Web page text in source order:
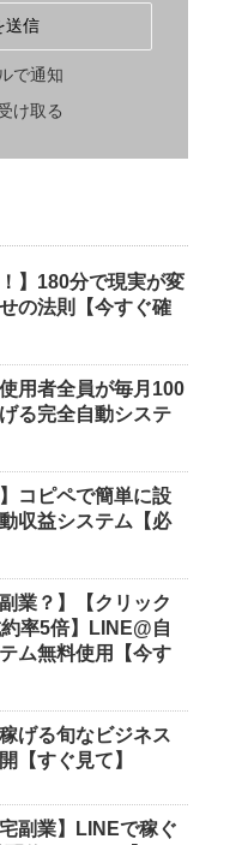
で通知
け取る
！】180分で現実が変
の法則【今すぐ確
用者全員が毎月100
る完全自動システ
】コピペで簡単に設
収益システム【必
業？】【クリック
率5倍】LINE@自
ム無料使用【今す
げる旬なビジネス
【すぐ見て】
宅副業】LINEで稼ぐ